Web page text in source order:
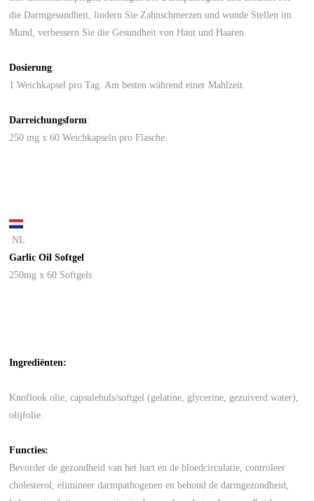
die Darmgesundheit, lindern Sie Zahnschmerzen und wunde Stellen im
Mund, verbessern Sie die Gesundheit von Haut und Haaren.
Dosierung:
1 Weichkapsel pro Tag. Am besten während einer Mahlzeit.
Darreichungsform:
250 mg x 60 Weichkapseln pro Flasche.
NL
Garlic Oil Softgel
250mg x 60 Softgels
Ingrediënten:
Knoflook olie, capsulehuls/softgel (gelatine, glycerine, gezuiverd water),
olijfolie.
Functies:
Bevorder de gezondheid van het hart en de bloedcirculatie, controleer
cholesterol, elimineer darmpathogenen en behoud de darmgezondheid,